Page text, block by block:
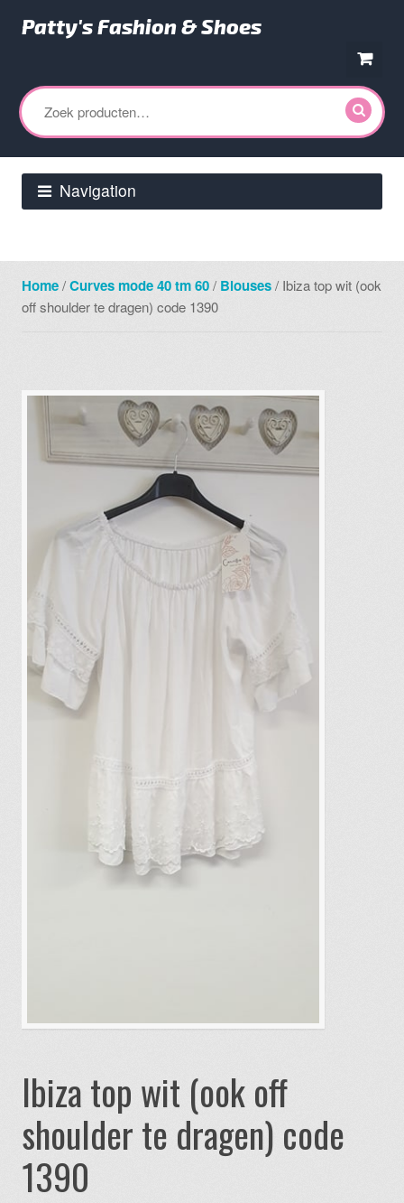
naar
navigatie
naar
de
inhoud
Patty's Fashion & Shoes
Zoeken
naar:
Navigation
Home/Curves mode 40 tm 60/ Blouses/ Ibiza top wit (ook
off shoulder te dragen) code 1390
Ibiza top wit (ook off
shoulder te dragen) code
1390